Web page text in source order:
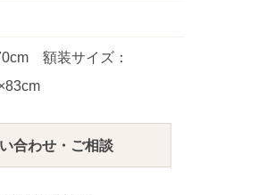
額装サイズ：
合わせ・ご相談